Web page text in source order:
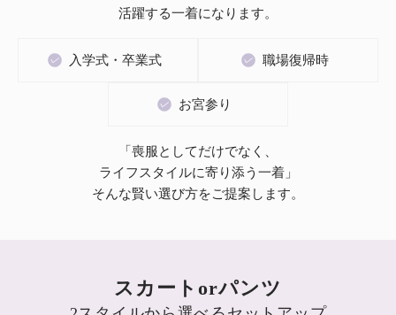
活躍する一着になります。
入学式・卒業式 職場復帰時
お宮参り
「喪服としてだけでなく、
ライフスタイルに寄り添う一着」
そんな賢い選び方をご提案します。
スカートorパンツ